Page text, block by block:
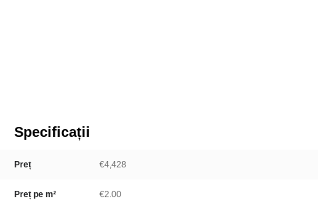
Specificații
Preț €4,428
Preț pe m² €2.00